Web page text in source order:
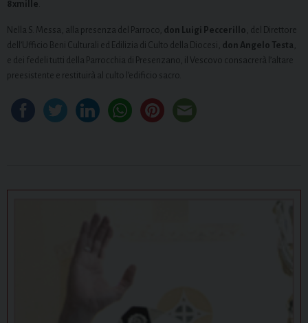
8xmille
Nella S. Messa, alla presenza del Parroco, don Luigi Peccerillo , del Direttore
dell’Ufficio Beni Culturali ed Edilizia di Culto della Diocesi, don Angelo Testa
e dei fedeli tutti della Parrocchia di Presenzano, il Vescovo consacrerà l’altare
preesistente e restituirà al culto l’edificio sacro.